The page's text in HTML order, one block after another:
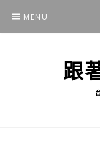
content
MENU
跟